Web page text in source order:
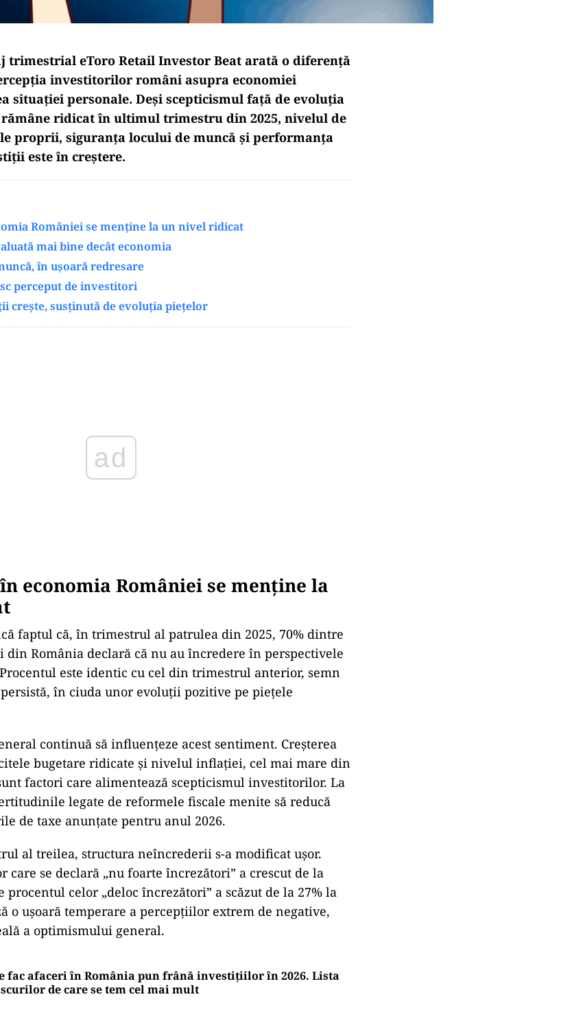
trimestrial eToro Retail Investor Beat arată o diferență
investitorilor români asupra economiei
situației personale. Deși scepticismul față de evoluția
ridicat în ultimul trimestru din 2025, nivelul de
proprii, siguranța locului de muncă și performanța
este în creștere.
României se menține la un nivel ridicat
mai bine decât economia
în ușoară redresare
perceput de investitori
crește, susținută de evoluția piețelor
economia României se menține la
faptul că, în trimestrul al patrulea din 2025, 70% dintre
România declară că nu au încredere în perspectivele
este identic cu cel din trimestrul anterior, semn
în ciuda unor evoluții pozitive pe piețele
continuă să influențeze acest sentiment. Creșterea
bugetare ridicate și nivelul inflației, cel mai mare din
factori care alimentează scepticismul investitorilor. La
legate de reformele fiscale menite să reducă
de taxe anunțate pentru anul 2026.
al treilea, structura neîncrederii s-a modificat ușor.
care se declară „nu foarte încrezători” a crescut de la
procentul celor „deloc încrezători” a scăzut de la 27% la
o ușoară temperare a percepțiilor extrem de negative,
a optimismului general.
fac afaceri în România pun frână investițiilor în 2026. Lista
de care se tem cel mai mult